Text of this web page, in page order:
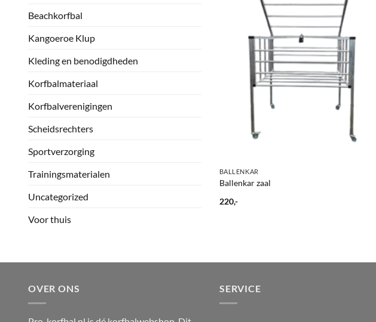
Beachkorfbal
Kangoeroe Klup
Kleding en benodigdheden
Korfbalmateriaal
Korfbalverenigingen
Scheidsrechters
Sportverzorging
Trainingsmaterialen
Uncategorized
Voor thuis
BALLENKAR
Ballenkar zaal
220,-
OVER ONS SERVICE